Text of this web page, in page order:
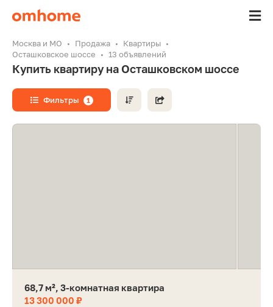
Москва и МО Продажа
Квартиры
Осташковское шоссе
13 объявлений
Купить квартиру на Осташковском шоссе
Фильтры 1
68,7 м², 3-комнатная квартира
13 300 000 ₽